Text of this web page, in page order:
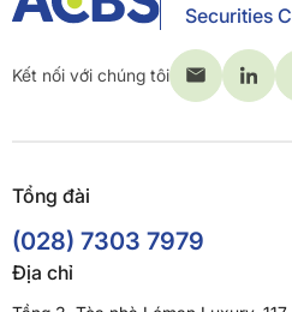
Securities
Kết nối với chúng tôi
Tổng đài
(028) 7303 7979
Địa chỉ